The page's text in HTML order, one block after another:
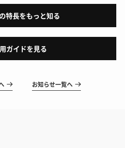
特長をもっと知る
ガイドを見る
お知らせ一覧へ